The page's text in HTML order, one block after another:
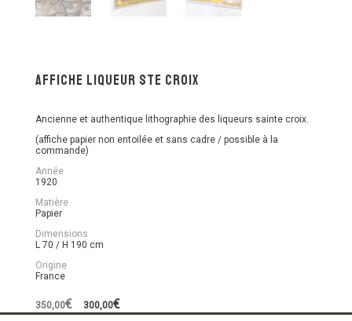
Affiche liqueur Ste croix
Ancienne et authentique lithographie des liqueurs sainte croix.
(affiche papier non entoilée et sans cadre / possible à la
commande)
Année
1920
Matière
Papier
Dimensions
L 70 / H 190 cm
Origine
France
350,00€
prix
300,00€
Le
prix